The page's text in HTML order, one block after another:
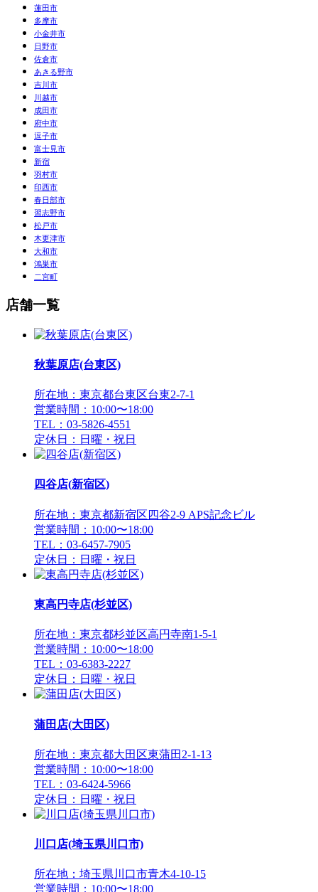
蓮田市
多摩市
小金井市
日野市
佐倉市
あきる野市
吉川市
川越市
成田市
府中市
逗子市
富士見市
新宿
羽村市
印西市
春日部市
習志野市
松戸市
木更津市
大和市
鴻巣市
二宮町
店舗一覧
秋葉原店(台東区)
所在地：東京都台東区台東2-7-1
営業時間：10:00〜18:00
TEL：03-5826-4551
定休日：日曜・祝日
四谷店(新宿区)
所在地：東京都新宿区四谷2-9 APS記念ビル
営業時間：10:00〜18:00
TEL：03-6457-7905
定休日：日曜・祝日
東高円寺店(杉並区)
所在地：東京都杉並区高円寺南1-5-1
営業時間：10:00〜18:00
TEL：03-6383-2227
定休日：日曜・祝日
蒲田店(大田区)
所在地：東京都大田区東蒲田2-1-13
営業時間：10:00〜18:00
TEL：03-6424-5966
定休日：日曜・祝日
川口店(埼玉県川口市)
所在地：埼玉県川口市青木4-10-15
営業時間：10:00〜18:00